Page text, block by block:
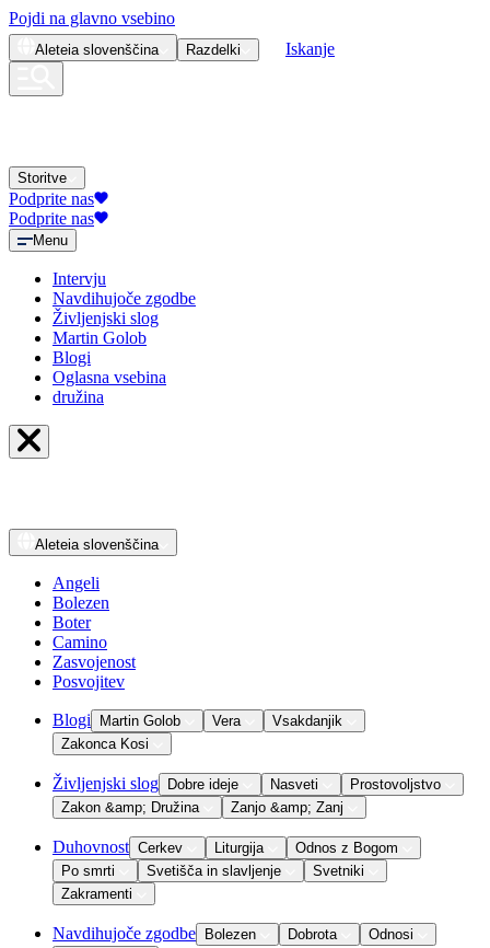
Pojdi na glavno vsebino
Aleteia slovenščina Razdelki Iskanje
Storitve
Podprite nas
Podprite nas
Menu
Intervju
Navdihujoče zgodbe
Življenjski slog
Martin Golob
Blogi
Oglasna vsebina
družina
Aleteia slovenščina
Angeli
Bolezen
Boter
Camino
Zasvojenost
Posvojitev
Blogi Martin Golob Vera
Vsakdanjik
Zakonca Kosi
Življenjski slog Dobre ideje Nasveti
Prostovoljstvo
Zakon &amp; Družina
Zanjo &amp; Zanj
Duhovnost Cerkev Liturgija
Odnos z Bogom
Po smrti
Svetišča in slavljenje
Svetniki
Zakramenti
Navdihujoče zgodbe Bolezen Dobrota
Odnosi